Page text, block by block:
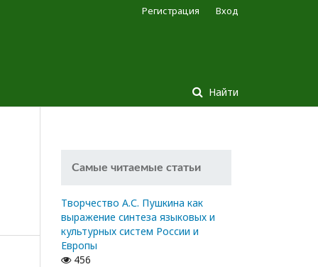
Найти
Регистрация Вход
Самые читаемые статьи
Творчество А.С. Пушкина как
выражение синтеза языковых и
культурных систем России и
Европы
456